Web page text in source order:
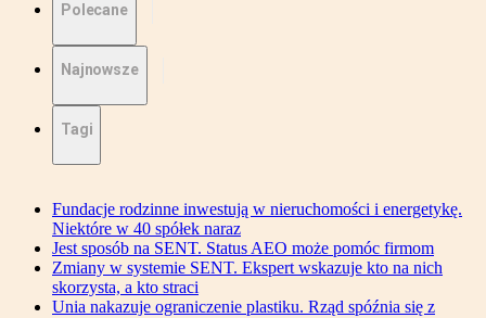
Polecane
Najnowsze
Tagi
Fundacje rodzinne inwestują w nieruchomości i energetykę.
Niektóre w 40 spółek naraz
Jest sposób na SENT. Status AEO może pomóc firmom
Zmiany w systemie SENT. Ekspert wskazuje kto na nich
skorzysta, a kto straci
Unia nakazuje ograniczenie plastiku. Rząd spóźnia się z